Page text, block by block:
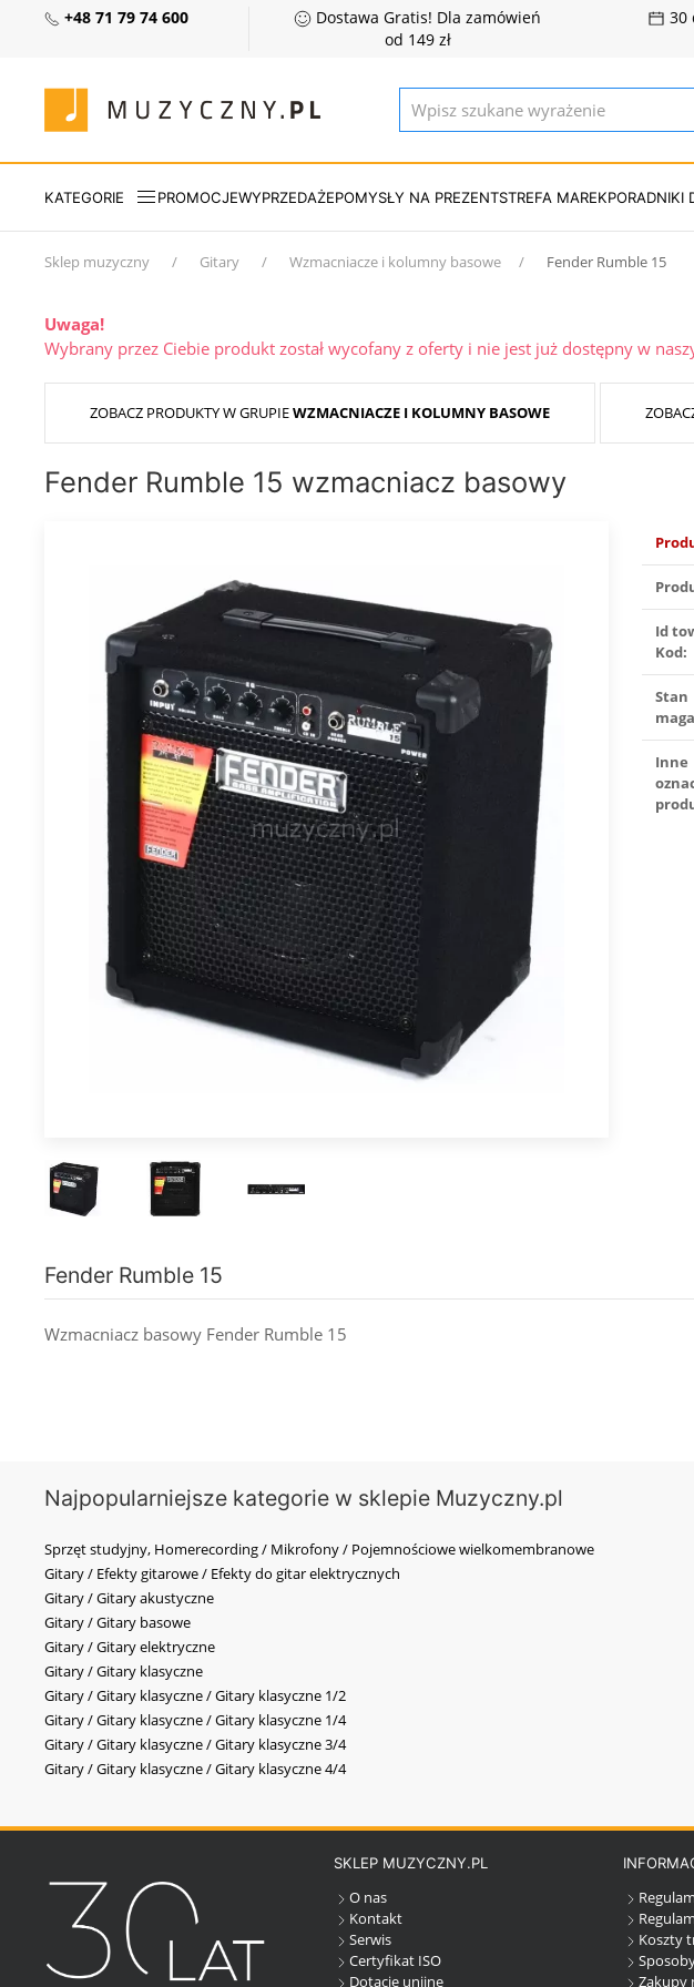
+48 71 79 74 600
Dostawa Gratis! Dla zamówień
od 149 zł
30
KATEGORIE PROMOCJEWYPRZEDAŻEPOMYSŁY NA PREZENTSTREFA MAREKPORADNIKI
Sklep muzyczny Gitary Wzmacniacze i kolumny basowe Fender Rumble 15
Uwaga!
Wybrany przez Ciebie produkt został wycofany z oferty i nie jest już dostępny w
ZOBACZ PRODUKTY W GRUPIEWZMACNIACZE I KOLUMNY BASOWE
Fender Rumble 15 wzmacniacz basowy
Id
Kod:
Stan
Inne
Fender Rumble 15
Wzmacniacz basowy Fender Rumble 15
Najpopularniejsze kategorie w sklepie Muzyczny.pl
Sprzęt studyjny, Homerecording / Mikrofony / Pojemnościowe wielkomembranowe
Gitary / Efekty gitarowe / Efekty do gitar elektrycznych
Gitary / Gitary akustyczne
Gitary / Gitary basowe
Gitary / Gitary elektryczne
Gitary / Gitary klasyczne
Gitary / Gitary klasyczne / Gitary klasyczne 1/2
Gitary / Gitary klasyczne / Gitary klasyczne 1/4
Gitary / Gitary klasyczne / Gitary klasyczne 3/4
Gitary / Gitary klasyczne / Gitary klasyczne 4/4
SKLEP MUZYCZNY.PL
O nas
Kontakt
Serwis
Certyfikat ISO
Dotacje unijne
Koszty
Zakupy